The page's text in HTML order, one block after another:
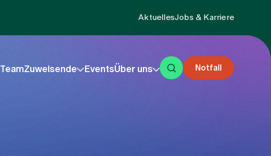
AktuellesJobs & Karriere
TeamZuweisende EventsÜber uns Notfall